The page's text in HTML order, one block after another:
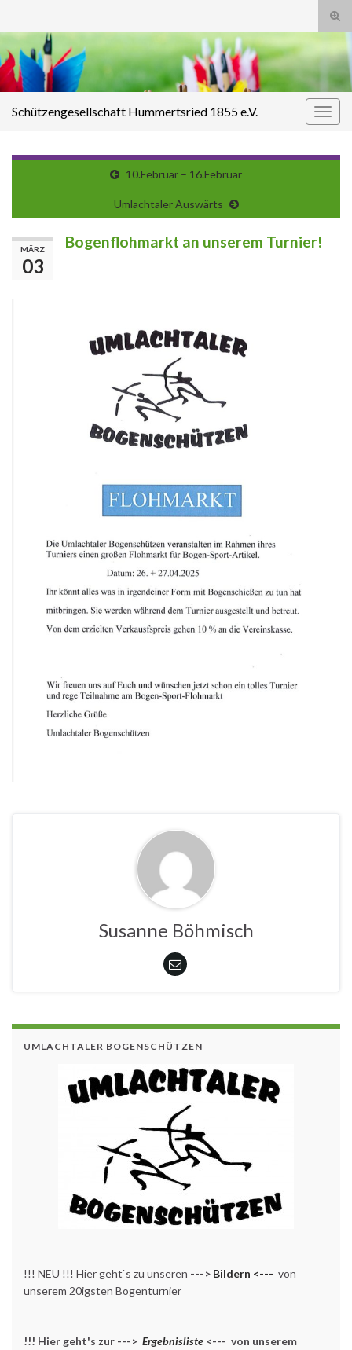
Search for:
Schützengesellschaft Hummertsried 1855 e.V.
10.Februar – 16.Februar
Umlachtaler Auswärts
MÄRZ
03
Bogenflohmarkt an unserem Turnier!
Susanne Böhmisch
UMLACHTALER BOGENSCHÜTZEN
!!! NEU !!! Hier geht`s zu unseren ---> Bildern <--- von
unserem 20igsten Bogenturnier
!!! Hier geht's zur ---> Ergebnisliste <--- von unserem